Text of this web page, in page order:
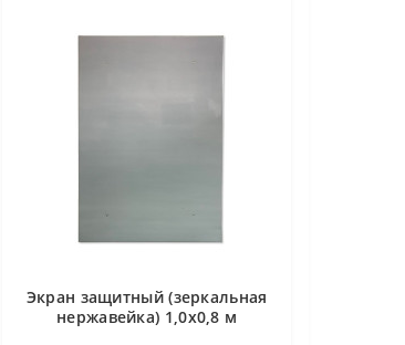
Экран защитный (зеркальная
нержавейка) 1,0х0,8 м